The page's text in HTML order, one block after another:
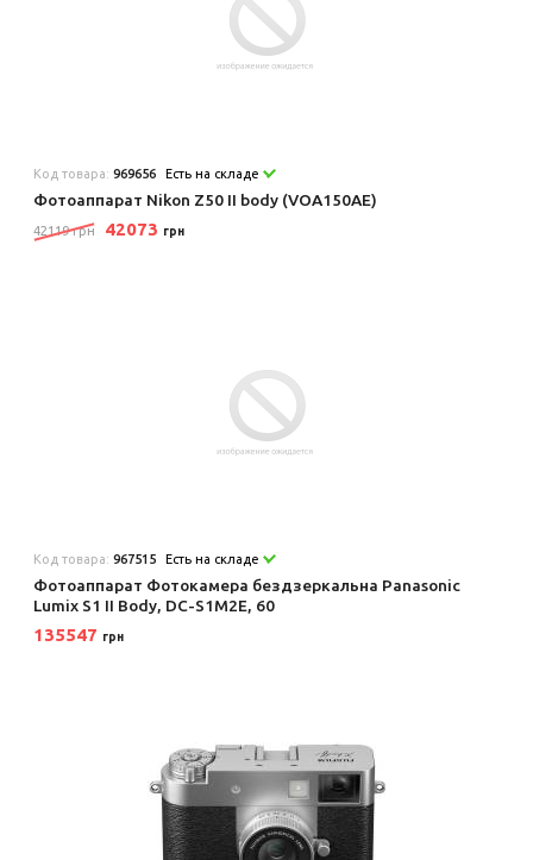
Код товара:969656 Есть на складе
Фотоаппарат Nikon Z50 II body (VOA150AE)
42119 грн 42073 грн
Код товара:967515 Есть на складе
Фотоаппарат Фотокамера бездзеркальна Panasonic
Lumix S1 II Body, DC-S1M2E, 60
135547 грн